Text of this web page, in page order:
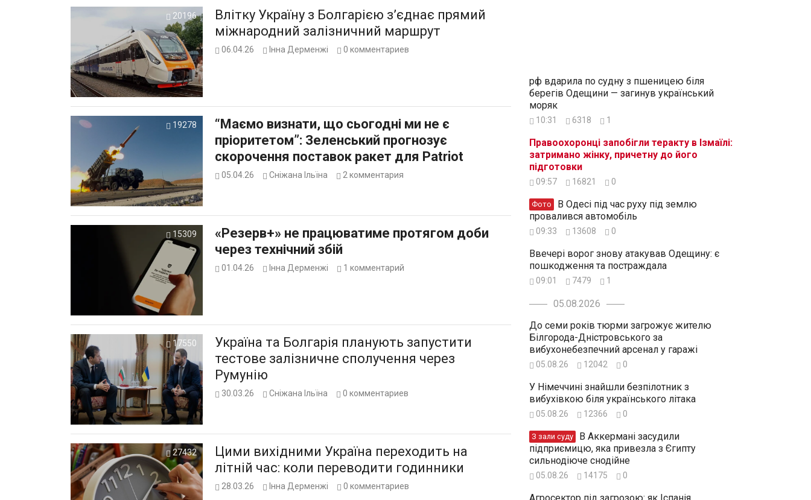
20196
Влітку Україну з Болгарією з’єднає прямий
міжнародний залізничний маршрут
06.04.26 Інна Дерменжі 0 комментариев
19278
“Маємо визнати, що сьогодні ми не є
пріоритетом”: Зеленський прогнозує
скорочення поставок ракет для Patriot
05.04.26 Сніжана Ільїна 2 комментария
15309
«Резерв+» не працюватиме протягом доби
через технічний збій
01.04.26 Інна Дерменжі 1 комментарий
17550
Україна та Болгарія планують запустити
тестове залізничне сполучення через
Румунію
30.03.26 Сніжана Ільїна 0 комментариев
27432
Цими вихідними Україна переходить на
літній час: коли переводити годинники
28.03.26 Інна Дерменжі 0 комментариев
рф вдарила по судну з пшеницею біля
берегів Одещини — загинув український
моряк
10:31 6318 1
Правоохоронці запобігли теракту в Ізмаїлі:
затримано жінку, причетну до його
підготовки
09:57 16821 0
Фото
провалився автомобіль
09:33 13608 0
Ввечері ворог знову атакував Одещину: є
пошкодження та постраждала
09:01 7479 1
05.08.2026
До семи років тюрми загрожує жителю
Білгорода-Дністровського за
вибухонебезпечний арсенал у гаражі
05.08.26 12042 0
У Німеччині знайшли безпілотник з
вибухівкою біля українського літака
05.08.26 12366 0
З зали суду
підприємицю, яка привезла з Єгипту
сильнодіюче снодійне
05.08.26 14175 0